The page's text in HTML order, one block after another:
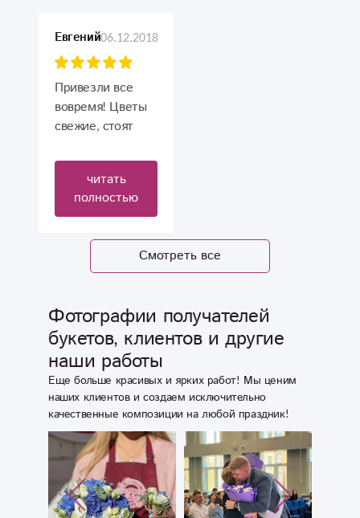
☺️
Евгений06.12.2018
Привезли все
вовремя! Цветы
свежие, стоят
читать
полностью
Смотреть все
Фотографии получателей
букетов, клиентов и другие
наши работы
Еще больше красивых и ярких работ! Мы ценим
наших клиентов и создаем исключительно
качественные композиции на любой праздник!